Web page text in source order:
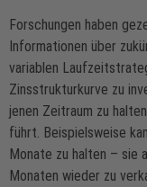
Forschungen haben
Informationen über
variablen
Zinsstrukturkurve zu
jenen Zeitraum zu
führt. Beispielsweise
Monate zu halten – sie
Monaten wieder zu